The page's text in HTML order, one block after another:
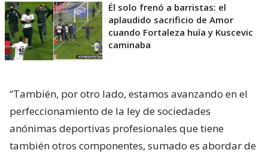
Él solo frenó a barristas: el
aplaudido sacrificio de Amor
cuando Fortaleza huía y Kuscevic
caminaba
“También, por otro lado, estamos avanzando en el
perfeccionamiento de la ley de sociedades
anónimas deportivas profesionales que tiene
también otros componentes, sumado es abordar de